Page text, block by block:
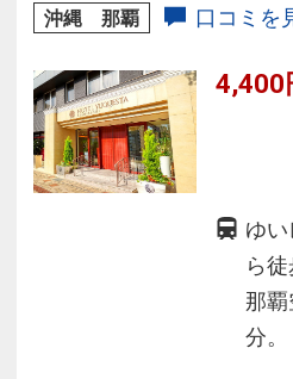
沖縄 那覇 口コミを
4,400
ゆ
ら徒
那覇
分。